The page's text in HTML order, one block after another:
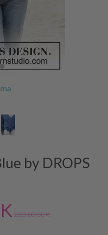
by DROPS
223.80 SEK